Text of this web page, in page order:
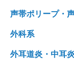
声帯ポリープ・
外科系
外耳道炎・中耳